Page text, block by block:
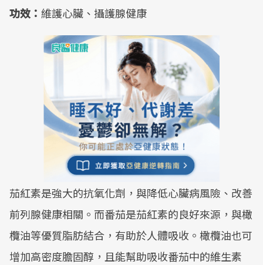
功效： 維護心臟、攝護腺健康
茄紅素是強大的抗氧化劑，與降低心臟病風險、改善
前列腺健康相關。而番茄是茄紅素的良好來源，與橄
欖油等優質脂肪結合，有助於人體吸收。橄欖油也可
增加高密度膽固醇，且能幫助吸收番茄中的維生素